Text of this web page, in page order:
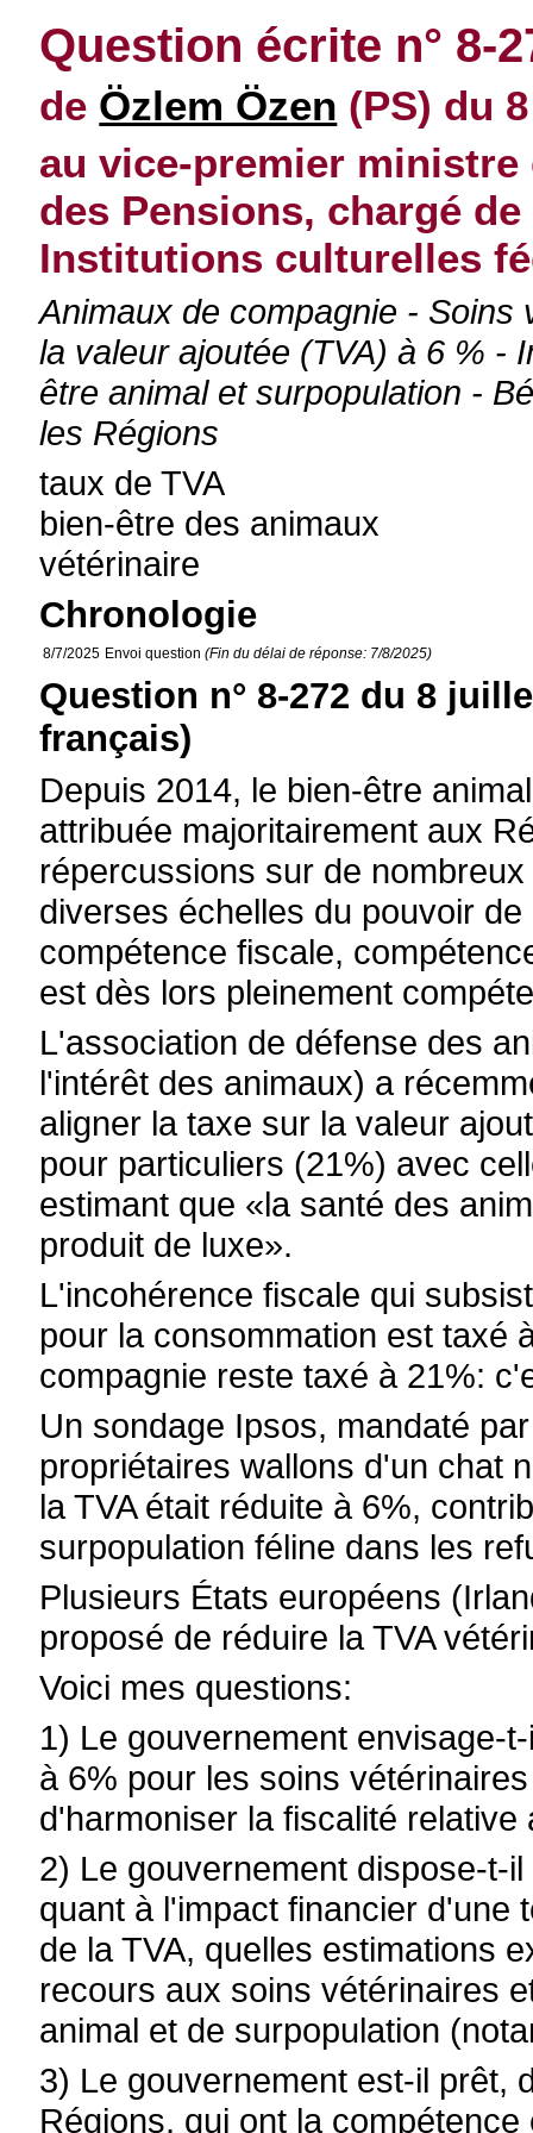
Question écrite n° 8-
de Özlem Özen (PS) du
au vice-premier
des Pensions, chargé
Institutions culturelles
Animaux de compagnie -
la valeur ajoutée (TVA) à 6 % -
être animal et surpopulation -
les Régions
taux de TVA
bien-être des animaux
vétérinaire
Chronologie
8/7/2025 Envoi question(Fin du délai de réponse: 7/8/2025)
Question n° 8-272 du 8
français)
Depuis 2014, le bien-être
attribuée majoritairement aux
répercussions sur de
diverses échelles du pouvoir
compétence fiscale,
est dès lors pleinement
L'association de défense des
l'intérêt des animaux) a
aligner la taxe sur la valeur
pour particuliers (21%) avec
estimant que «la santé des
produit de luxe».
L'incohérence fiscale qui
pour la consommation est taxé
compagnie reste taxé à 21%:
Un sondage Ipsos, mandaté
propriétaires wallons d'un chat
la TVA était réduite à 6%,
surpopulation féline dans les
Plusieurs États européens
proposé de réduire la TVA
Voici mes questions:
1) Le gouvernement envisage-
à 6% pour les soins
d'harmoniser la fiscalité
2) Le gouvernement dispose-t-
quant à l'impact financier d'une
de la TVA, quelles estimations
recours aux soins vétérinaires
animal et de surpopulation
3) Le gouvernement est-il prêt,
Régions, qui ont la